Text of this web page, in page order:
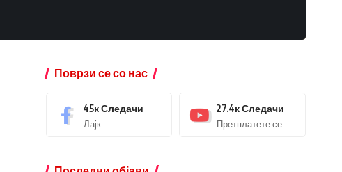
Поврзи се со нас
45кСледачи
Лајк
27.4кСледачи
Претплатете се